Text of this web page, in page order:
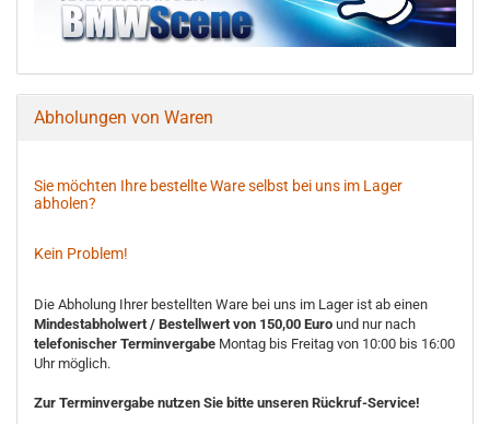
Abholungen von Waren
Sie möchten Ihre bestellte Ware selbst bei uns im Lager
abholen?
Kein Problem!
Die Abholung Ihrer bestellten Ware bei uns im Lager ist ab einen
Mindestabholwert / Bestellwert von 150,00 Euro und nur nach
telefonischer Terminvergabe Montag bis Freitag von 10:00 bis 16:00
Uhr möglich.
Zur Terminvergabe nutzen Sie bitte unseren Rückruf-Service!